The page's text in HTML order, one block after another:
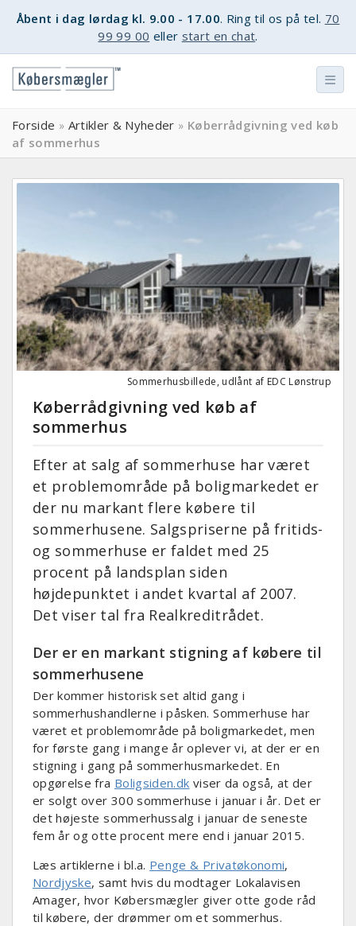
Åbent i dag lørdag kl. 9.00 - 17.00. Ring til os på tel. 70
99 99 00 eller start en chat.
Forside » Artikler & Nyheder » Køberrådgivning ved køb
af sommerhus
Sommerhusbillede, udlånt af EDC Lønstrup
Køberrådgivning ved køb af
sommerhus
Efter at salg af sommerhuse har været
et problemområde på boligmarkedet er
der nu markant flere købere til
sommerhusene. Salgspriserne på fritids-
og sommerhuse er faldet med 25
procent på landsplan siden
højdepunktet i andet kvartal af 2007.
Det viser tal fra Realkreditrådet.
Der er en markant stigning af købere til
sommerhusene
Der kommer historisk set altid gang i
sommerhushandlerne i påsken. Sommerhuse har
været et problemområde på boligmarkedet, men
for første gang i mange år oplever vi, at der er en
stigning i gang på sommerhusmarkedet. En
opgørelse fra Boligsiden.dk viser da også, at der
er solgt over 300 sommerhuse i januar i år. Det er
det højeste sommerhussalg i januar de seneste
fem år og otte procent mere end i januar 2015.
Læs artiklerne i bl.a. Penge & Privatøkonomi,
Nordjyske, samt hvis du modtager Lokalavisen
Amager, hvor Købersmægler giver otte gode råd
til købere, der drømmer om et sommerhus.